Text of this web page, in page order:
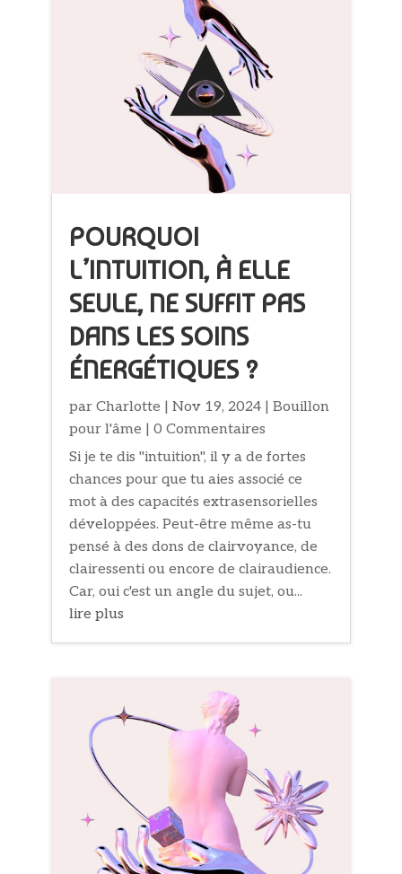
POURQUOI
L’INTUITION, À ELLE
SEULE, NE SUFFIT PAS
DANS LES SOINS
ÉNERGÉTIQUES ?
parCharlotte |Nov 19, 2024 |Bouillon
pour l'âme | 0 Commentaires
Si je te dis "intuition", il y a de fortes
chances pour que tu aies associé ce
mot à des capacités extrasensorielles
développées. Peut-être même as-tu
pensé à des dons de clairvoyance, de
clairessenti ou encore de clairaudience.
Car, oui c'est un angle du sujet, ou...
lire plus